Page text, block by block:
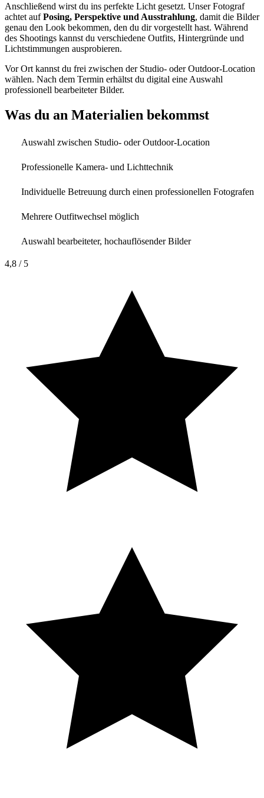
Anschließend wirst du ins perfekte Licht gesetzt. Unser Fotograf
achtet aufPosing, Perspektive und Ausstrahlung, damit die Bilder
genau den Look bekommen, den du dir vorgestellt hast. Während
des Shootings kannst du verschiedene Outfits, Hintergründe und
Lichtstimmungen ausprobieren.
Vor Ort kannst du frei zwischen der Studio- oder Outdoor-Location
wählen. Nach dem Termin erhältst du digital eine Auswahl
professionell bearbeiteter Bilder.
Was du an Materialien bekommst
Auswahl zwischen Studio- oder Outdoor-Location
Professionelle Kamera- und Lichttechnik
Individuelle Betreuung durch einen professionellen Fotografen
Mehrere Outfitwechsel möglich
Auswahl bearbeiteter, hochauflösender Bilder
4,8 / 5